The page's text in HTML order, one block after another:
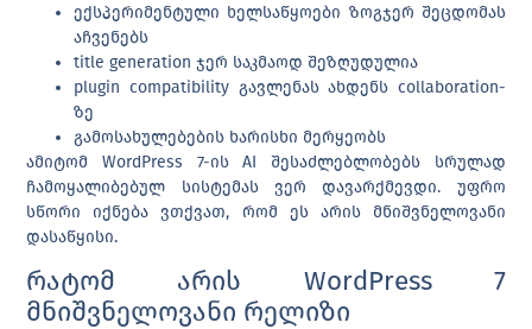
ექსპერიმენტული ხელსაწყოები ზოგჯერ შეცდომას
აჩვენებს
title generation ჯერ საკმაოდ შეზღუდულია
plugin compatibility გავლენას ახდენს collaboration-
ზე
გამოსახულებების ხარისხი მერყეობს
ამიტომ WordPress 7-ის AI შესაძლებლობებს სრულად
ჩამოყალიბებულ სისტემას ვერ დავარქმევდი. უფრო
სწორი იქნება ვთქვათ, რომ ეს არის მნიშვნელოვანი
დასაწყისი.
რატომ არის WordPress 7
მნიშვნელოვანი რელიზი